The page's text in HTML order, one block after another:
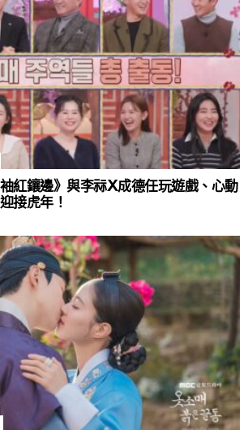
紅鑲邊》與李祘X成德任玩遊戲、心動
接虎年！